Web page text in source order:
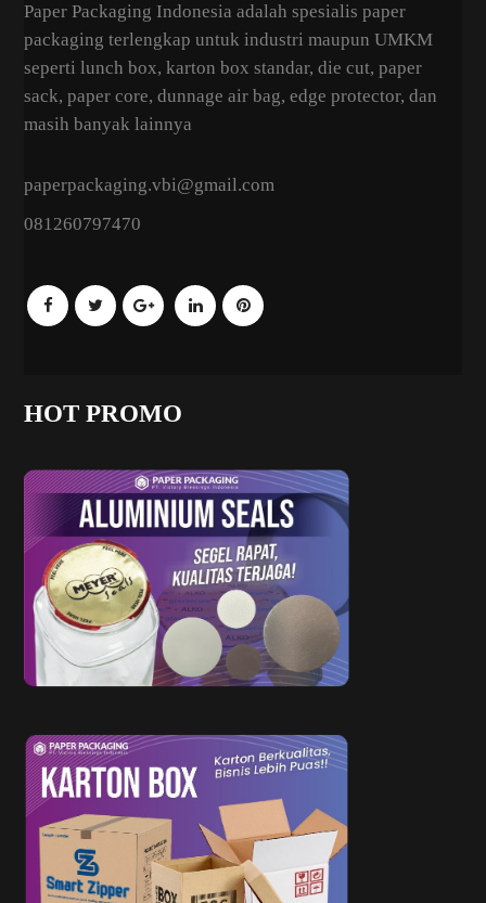
Paper Packaging Indonesia adalah spesialis paper
packaging terlengkap untuk industri maupun UMKM
seperti lunch box, karton box standar, die cut, paper
sack, paper core, dunnage air bag, edge protector, dan
masih banyak lainnya
paperpackaging.vbi@gmail.com
081260797470
HOT PROMO